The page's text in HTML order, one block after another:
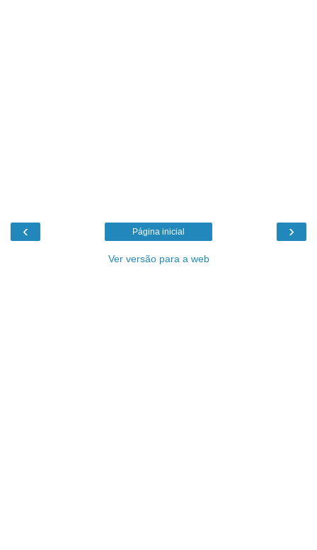
‹ ›
Página inicial
Ver versão para a web